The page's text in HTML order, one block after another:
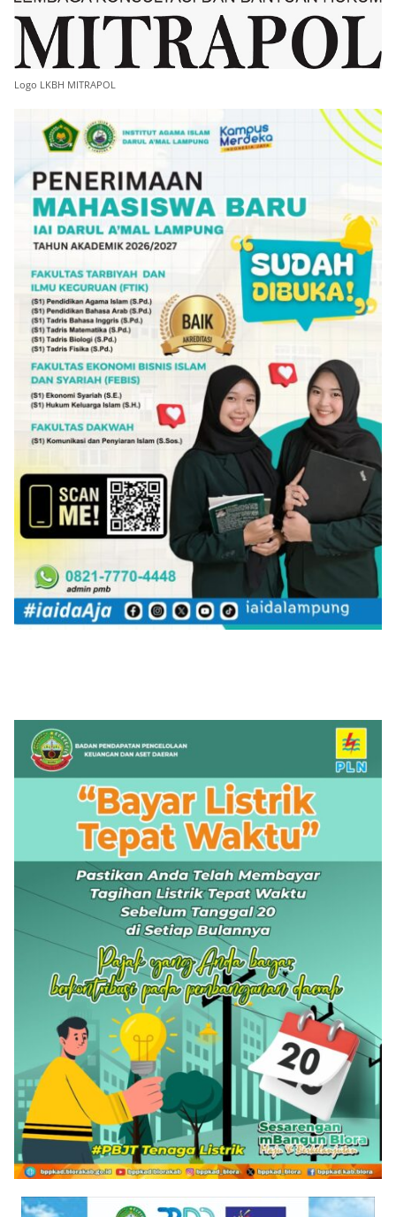
Logo LKBH MITRAPOL